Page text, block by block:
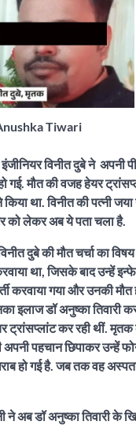
Tiwari
विनीत दुबे ने अपनी
गई. मौत की वजह हेयर
किया था. विनीत की पत्नी
को लेकर अब ये पता चला है.
दुबे की मौत चर्चा का
था, जिसके बाद उन्हें
करवाया गया और उनकी
इलाज डॉ अनुष्का तिवारी
ट्रांसप्लांट कर रही थीं. मृतक
पहचान छिपाकर उन्हें
हो गई है. जब तक वह
ने अब डॉ अनुष्का तिवारी के